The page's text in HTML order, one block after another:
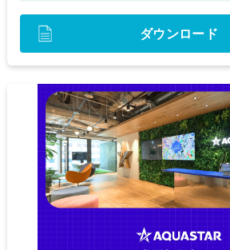
ダウンロード